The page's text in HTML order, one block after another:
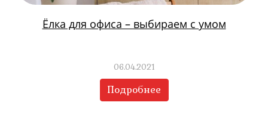
Ёлка для офиса – выбираем с умом
06.04.2021
Подробнее